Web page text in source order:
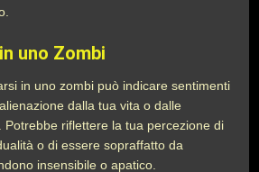
uno Zombi
in uno zombi può indicare sentimenti
dalla tua vita o dalle
Potrebbe riflettere la tua percezione di
o di essere sopraffatto da
insensibile o apatico.